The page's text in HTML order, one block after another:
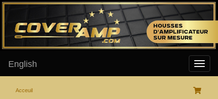
English
Acceuil